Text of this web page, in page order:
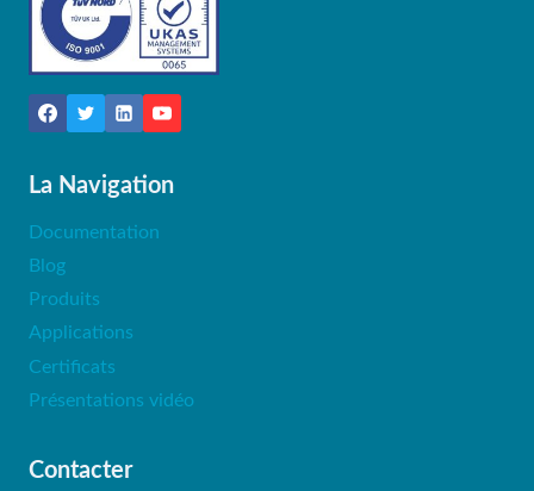
La Navigation
Documentation
Blog
Produits
Applications
Certificats
Présentations vidéo
Contacter